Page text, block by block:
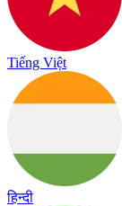
Tiếng Việt
हिन्दी